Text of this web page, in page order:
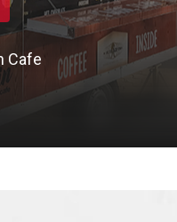
Cafe
19/11/2020